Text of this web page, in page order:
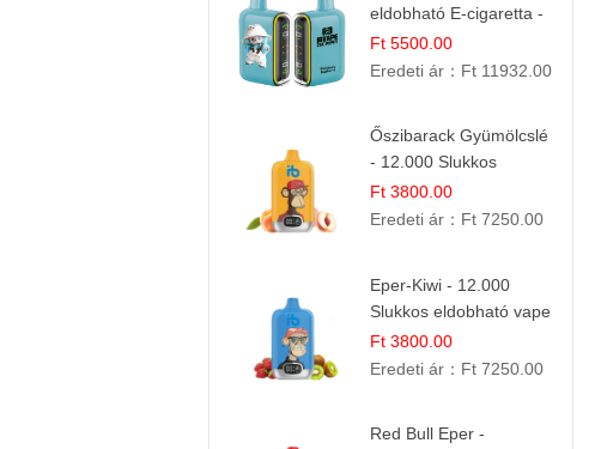
eldobható E-cigaretta -
25.000 Slukk | Prémium
Gyümölcs Íz
Ft 5500.00
Eredeti ár： Ft 11932.00
Őszibarack Gyümölcslé
- 12.000 Slukkos
eldobható e-Cigaretta |
Friss Gyümölcs Íz
Ft 3800.00
Eredeti ár： Ft 7250.00
Eper-Kiwi - 12.000
Slukkos eldobható vape
| Friss Gyümölcs
Kombináció
Ft 3800.00
Eredeti ár： Ft 7250.00
Red Bull Eper -